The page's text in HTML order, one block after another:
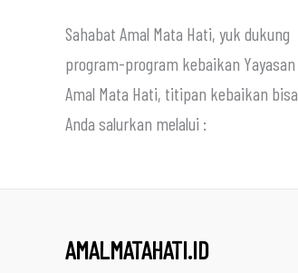
Sahabat Amal Mata Hati, yuk dukung
program-program kebaikan Yayasan
Amal Mata Hati, titipan kebaikan bisa
Anda salurkan melalui :
AMALMATAHATI.ID